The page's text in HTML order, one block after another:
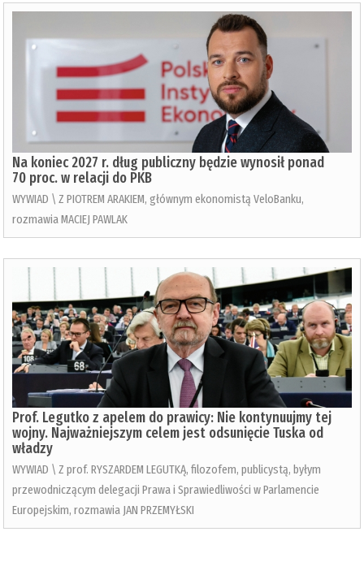
Na koniec 2027 r. dług publiczny będzie wynosił ponad
70 proc. w relacji do PKB
WYWIAD \ Z PIOTREM ARAKIEM, głównym ekonomistą VeloBanku,
rozmawia MACIEJ PAWLAK
Prof. Legutko z apelem do prawicy: Nie kontynuujmy tej
wojny. Najważniejszym celem jest odsunięcie Tuska od
władzy
WYWIAD \ Z prof. RYSZARDEM LEGUTKĄ, filozofem, publicystą, byłym
przewodniczącym delegacji Prawa i Sprawiedliwości w Parlamencie
Europejskim, rozmawia JAN PRZEMYŁSKI